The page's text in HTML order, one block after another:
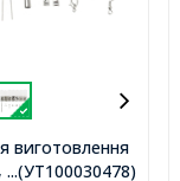
...(УТ100030478)
виготовлення
і Залізо,